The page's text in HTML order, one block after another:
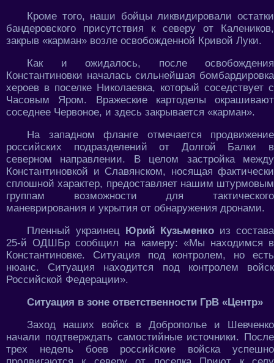
Кроме того, наши бойцы ликвидировали остатки
бандеровского присутствия к северу от Калеников,
закрыв «карман» возле освобожденной Кривой Луки.
Как и ожидалось, после освобождения
Константиновки началась сильнейшая бомбардировка
хероев в поселке Николаевка, который соседствует с
Часовым Яром. Вражеские картоделы окрашивают
соседнее Червоное, и здесь закрывается «карман».
На западном фланге отмечается продвижение
российских подразделений от Долгой Балки в
северном направлении. В целом застройка между
Константиновкой и Славянском, носящая фактически
сплошной характер, предоставляет нашим штурмовым
группам возможности для тактического
маневрирования и укрытия от обнаружения дронами.
Пленный украинец Юрий Кузьменко из состава
25-й ОДШБр сообщил на камеру: «Мы находимся в
Константиновке. Ситуация под контролем, но есть
нюанс. Ситуация находится под контролем войск
Российской Федерации».
Ситуация в зоне ответственности ГрВ «Центр»
Заход наших войск в Доброполье и Шевченко
начали подтверждать самостийные источники. После
трех недель боев российские войска успешно